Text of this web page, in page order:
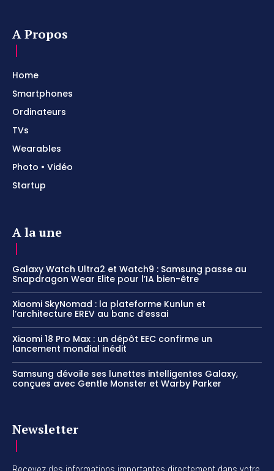
A Propos
Home
Smartphones
Ordinateurs
TVs
Wearables
Photo • Vidéo
Startup
A la une
Galaxy Watch Ultra2 et Watch9 : Samsung passe au
Snapdragon Wear Elite pour l’IA bien-être
Xiaomi SkyNomad : la plateforme Kunlun et
l’architecture EREV au banc d’essai
Xiaomi 18 Pro Max : un dépôt EEC confirme un
lancement mondial inédit
Samsung dévoile ses lunettes intelligentes Galaxy,
conçues avec Gentle Monster et Warby Parker
Newsletter